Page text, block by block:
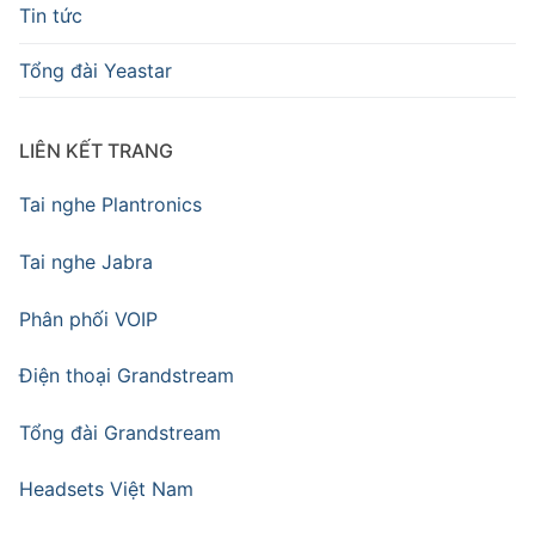
Tin tức
Tổng đài Yeastar
LIÊN KẾT TRANG
Tai nghe Plantronics
Tai nghe Jabra
Phân phối VOIP
Điện thoại Grandstream
Tổng đài Grandstream
Headsets Việt Nam